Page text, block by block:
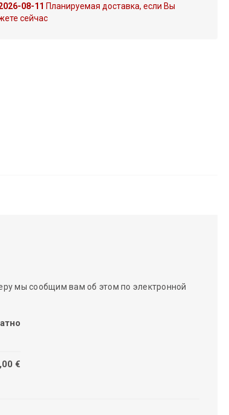
08-11 Планируемая доставка, если Вы
сейчас
мы сообщим вам об этом по электронной
€